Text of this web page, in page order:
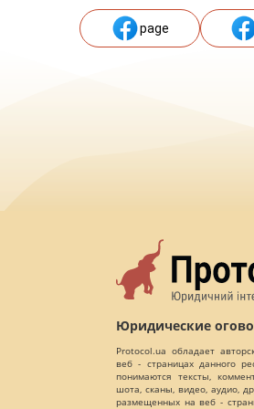
page
Юридические
Protocol.ua обладает
веб - страницах данного
понимаются тексты,
шота, сканы, видео, аудио,
размещенных на веб -